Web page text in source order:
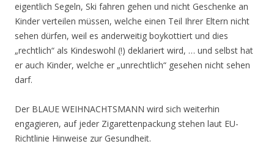
eigentlich Segeln, Ski fahren gehen und nicht Geschenke an
Kinder verteilen müssen, welche einen Teil Ihrer Eltern nicht
sehen dürfen, weil es anderweitig boykottiert und dies
„rechtlich“ als Kindeswohl (!) deklariert wird, … und selbst hat
er auch Kinder, welche er „unrechtlich“ gesehen nicht sehen
darf.
Der BLAUE WEIHNACHTSMANN wird sich weiterhin
engagieren, auf jeder Zigarettenpackung stehen laut EU-
Richtlinie Hinweise zur Gesundheit.